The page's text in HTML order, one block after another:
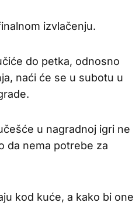
izvlačenju.
do petka, odnosno
naći će se u subotu u
u nagradnoj igri ne
da nema potrebe za
kod kuće, a kako bi one